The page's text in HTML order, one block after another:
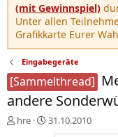
(mit Gewinnspiel)
Unter allen
Grafikkarte Eurer
Eingabegeräte
[Sammelthread]
andere
E
hre
E
31.10.2010